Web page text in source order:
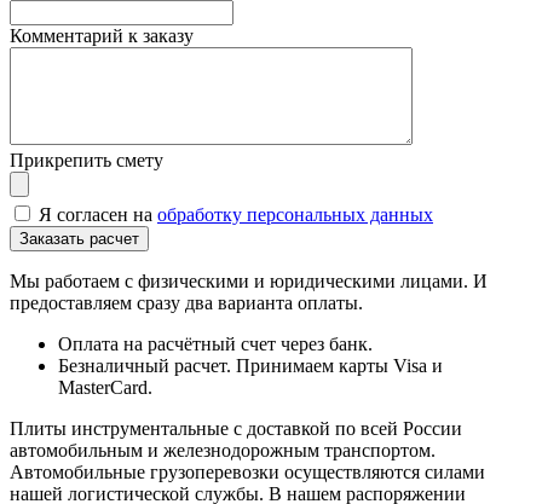
Комментарий к заказу
Прикрепить смету
Я согласен на обработку персональных данных
Мы работаем с физическими и юридическими лицами. И
предоставляем сразу два варианта оплаты.
Оплата на расчётный счет через банк.
Безналичный расчет. Принимаем карты Visa и
MasterCard.
Плиты инструментальные с доставкой по всей России
автомобильным и железнодорожным транспортом.
Автомобильные грузоперевозки осуществляются силами
нашей логистической службы. В нашем распоряжении